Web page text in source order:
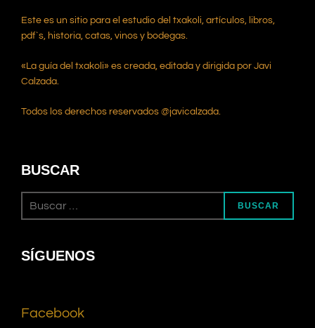
Este es un sitio para el estudio del txakoli, artículos, libros,
pdf`s, historia, catas, vinos y bodegas.
«La guía del txakoli» es creada, editada y dirigida por Javi
Calzada.
Todos los derechos reservados @javicalzada.
BUSCAR
BUSCAR
SÍGUENOS
Facebook